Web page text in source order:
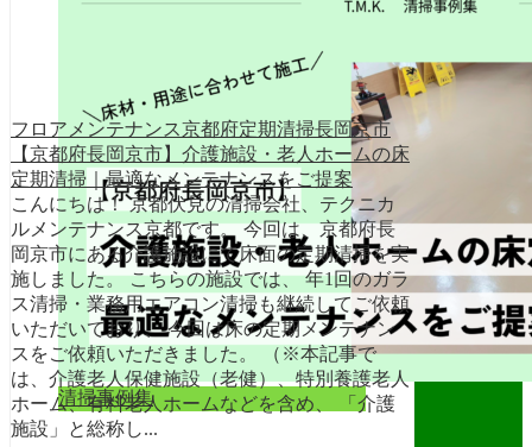
清掃事例集
フロアメンテナンス京都府定期清掃長岡京市
【京都府長岡京市】介護施設・老人ホームの床
定期清掃｜最適なメンテナンスをご提案
こんにちは！ 京都伏見の清掃会社、テクニカ
ルメンテナンス京都です。 今回は、京都府長
岡京市にある介護施設にて床面の定期清掃を実
施しました。 こちらの施設では、 年1回のガラ
ス清掃・業務用エアコン清掃も継続してご依頼
いただいており、 今回は床の定期メンテナン
スをご依頼いただきました。 （※本記事で
は、介護老人保健施設（老健）、特別養護老人
ホーム、有料老人ホームなどを含め、 「介護
施設」と総称し...